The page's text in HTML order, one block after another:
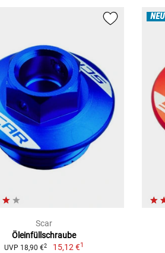
Scar
Öleinfüllschraube
UVP 18,90 €2 15,12 €1
NEU